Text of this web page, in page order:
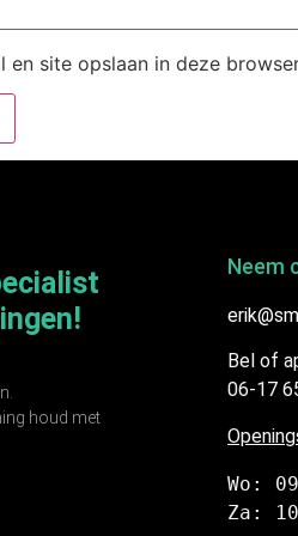
en site opslaan in deze
houd met
Neem
Bel of
06-17
Wo:
Za: